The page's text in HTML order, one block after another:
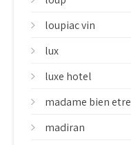
loupiac vin
lux
luxe hotel
madame bien etre
madiran